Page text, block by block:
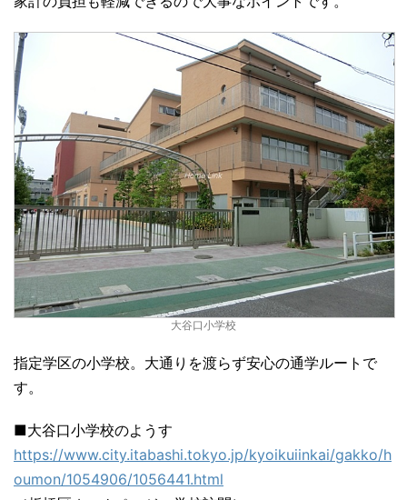
大谷口小学校
指定学区の小学校。大通りを渡らず安心の通学ルートで
す。
■大谷口小学校のようす
https://www.city.itabashi.tokyo.jp/kyoikuiinkai/gakko/h
oumon/1054906/1056441.html